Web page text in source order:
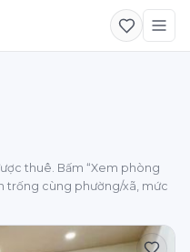
thuê. Bấm “Xem phòng
trống cùng phường/xã, mức